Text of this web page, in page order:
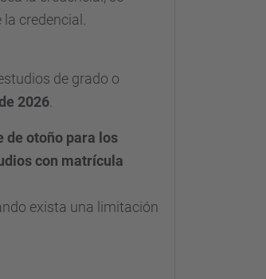
credencial.
de grado o
2026
de otoño para los
con matrícula
exista una limitación